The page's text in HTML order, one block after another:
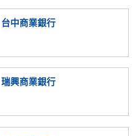
台中商業銀行
瑞興商業銀行